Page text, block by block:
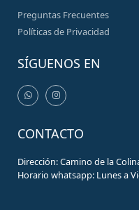
Preguntas Frecuentes
Políticas de Privacidad
SÍGUENOS EN
CONTACTO
Dirección: Camino de la
Horario whatsapp: Lunes a